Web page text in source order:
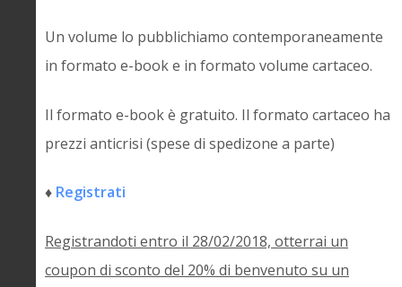
Un volume lo pubblichiamo contemporaneamente
in formato e-book e in formato volume cartaceo.
Il formato e-book è gratuito. Il formato cartaceo ha
prezzi anticrisi (spese di spedizone a parte)
♦ Registrati
Registrandoti entro il 28/02/2018, otterrai un
coupon di sconto del 20% di benvenuto su un